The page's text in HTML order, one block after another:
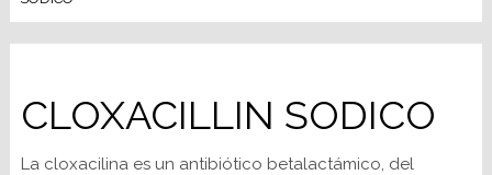
CLOXACILLIN SODICO
La cloxacilina es un antibiótico betalactámico, del